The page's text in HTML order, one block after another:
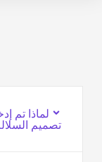
لماذا تم
تصميم